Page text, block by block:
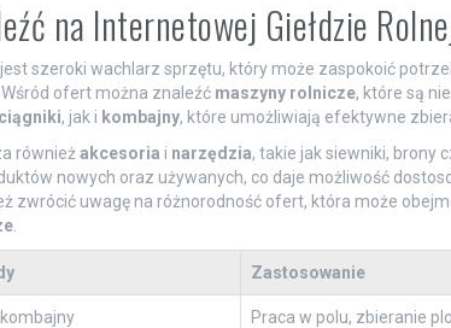
na Internetowej Giełdzie
szeroki wachlarz sprzętu, który może zaspokoić
ofert można znaleźć maszyny rolnicze, które są
ciągniki, jak i kombajny, które umożliwiają efektywne
również akcesoria i narzędzia, takie jak siewniki, brony
nowych oraz używanych, co daje możliwość
zwrócić uwagę na różnorodność ofert, która może
.
Zastosowanie
Praca w polu, zbieranie